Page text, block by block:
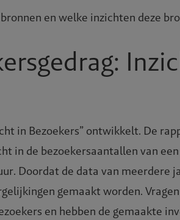
en welke inzichten deze
in Bezoekers” ontwikkelt. De
in de bezoekersaantallen van
Doordat de data van meerdere
gemaakt worden.
en hebben de gemaakte